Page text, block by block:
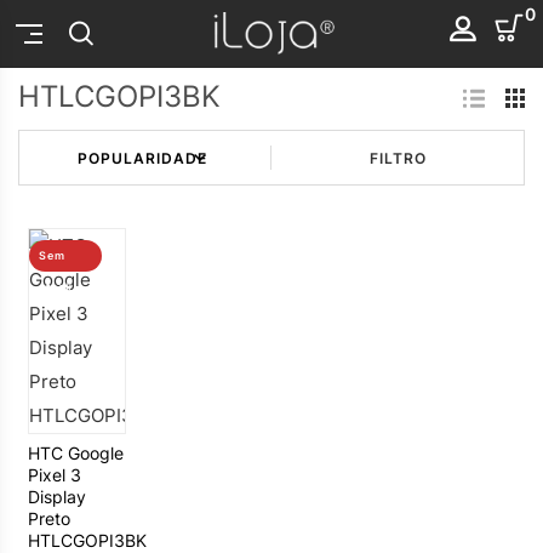
0
HTLCGOPI3BK
FILTRO
Sem
stock
HTC Google
Pixel 3
Display
Preto
HTLCGOPI3BK